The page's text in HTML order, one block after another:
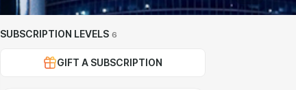
SUBSCRIPTION LEVELS 6
GIFT A SUBSCRIPTION